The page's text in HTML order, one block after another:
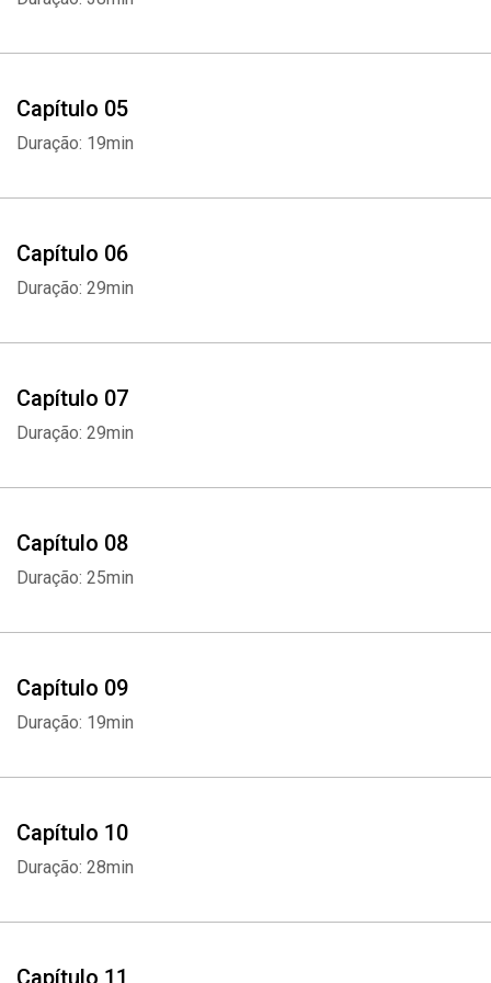
Capítulo 05
Duração: 19min
Capítulo 06
Duração: 29min
Capítulo 07
Duração: 29min
Capítulo 08
Duração: 25min
Capítulo 09
Duração: 19min
Capítulo 10
Duração: 28min
Capítulo 11